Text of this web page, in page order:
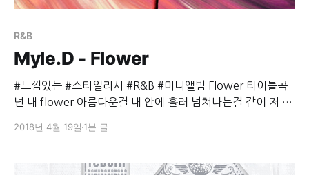
R&B
Myle.D - Flower
#느낌있는 #스타일리시 #R&B #미니앨범 Flower 타이틀곡
넌 내 flower 아름다운걸 내 안에 흘러 넘쳐나는걸 같이 저 달
about you 너는 나의 flower 너무 아름다워 딱히 멋있는말
beautiful wonderful beautiful my
2018년 4월 19일 1분 글